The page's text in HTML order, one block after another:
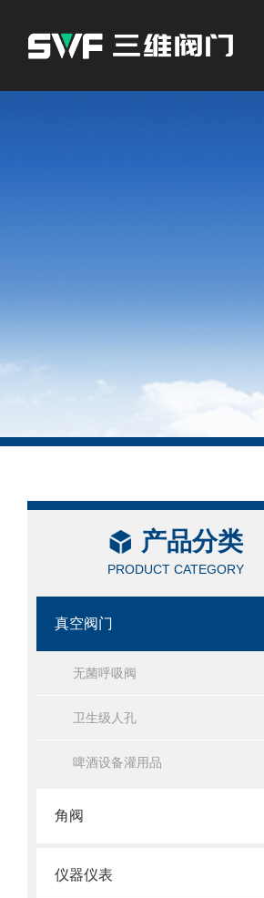
产品分类
PRODUCT CATEGORY
真空阀门
无菌呼吸阀
卫生级人孔
啤酒设备灌用品
角阀
仪器仪表